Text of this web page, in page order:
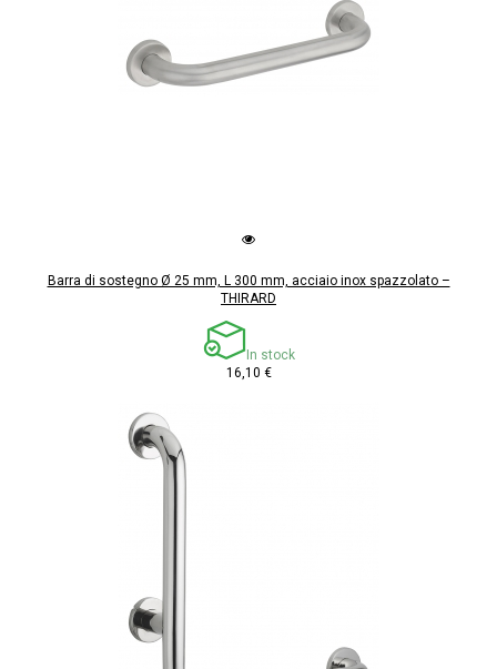
Barra di sostegno Ø 25 mm, L 300 mm, acciaio inox spazzolato –
THIRARD
In stock
16,10 €